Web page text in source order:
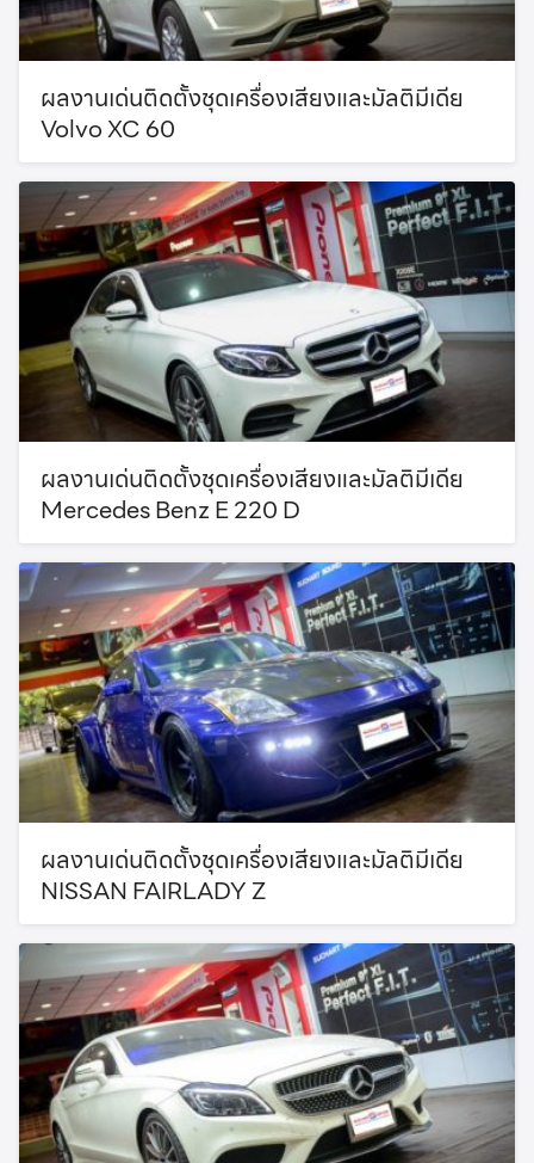
ผลงานเด่นติดตั้งชุดเครื่องเสียงและมัลติมีเดีย
Volvo XC 60
ผลงานเด่นติดตั้งชุดเครื่องเสียงและมัลติมีเดีย
Mercedes Benz E 220 D
ผลงานเด่นติดตั้งชุดเครื่องเสียงและมัลติมีเดีย
NISSAN FAIRLADY Z